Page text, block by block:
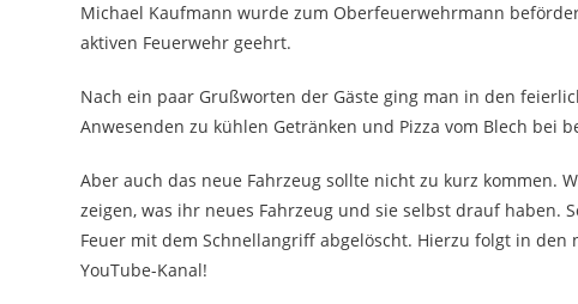
Michael Kaufmann wurde zum Oberfeuerwehrmann
aktiven Feuerwehr geehrt.
Nach ein paar Grußworten der Gäste ging man in den
Anwesenden zu kühlen Getränken und Pizza vom Blech bei
Aber auch das neue Fahrzeug sollte nicht zu kurz kommen.
zeigen, was ihr neues Fahrzeug und sie selbst drauf haben.
Feuer mit dem Schnellangriff abgelöscht. Hierzu folgt in
YouTube-Kanal!